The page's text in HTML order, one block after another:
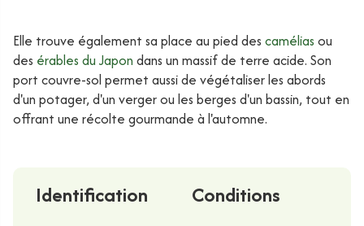
Elle trouve également sa place au pied des camélias ou
des érables du Japon dans un massif de terre acide. Son
port couvre-sol permet aussi de végétaliser les abords
d'un potager, d'un verger ou les berges d'un bassin, tout en
offrant une récolte gourmande à l'automne.
Identification Conditions